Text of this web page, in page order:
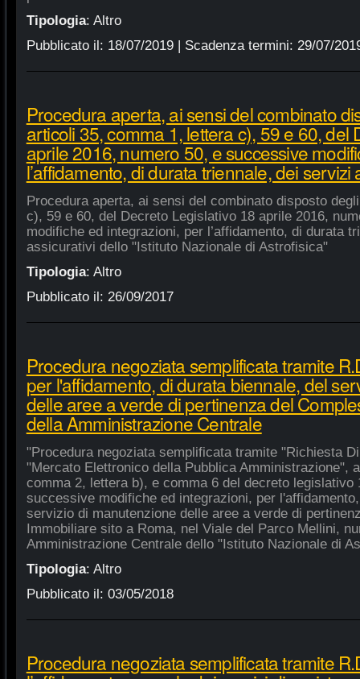
Tipologia: Altro
Pubblicato il: 18/07/2019| Scadenza termini: 29/07/
Procedura aperta, ai sensi del combinato
articoli 35, comma 1, lettera c), 59 e 60, del
aprile 2016, numero 50, e successive
l’affidamento, di durata triennale, dei servizi
Procedura aperta, ai sensi del combinato disposto
c), 59 e 60, del Decreto Legislativo 18 aprile 2016,
modifiche ed integrazioni, per l’affidamento, di durata
assicurativi dello "Istituto Nazionale di Astrofisica"
Tipologia: Altro
Pubblicato il: 26/09/2017
Procedura negoziata semplificata tramite
per l'affidamento, di durata biennale, del
delle aree a verde di pertinenza del
della Amministrazione Centrale
"Procedura negoziata semplificata tramite "Richiesta
"Mercato Elettronico della Pubblica Amministrazione",
comma 2, lettera b), e comma 6 del decreto legislativo
successive modifiche ed integrazioni, per
servizio di manutenzione delle aree a verde di
Immobiliare sito a Roma, nel Viale del Parco Mellini,
Amministrazione Centrale dello "Istituto Nazionale di
Tipologia: Altro
Pubblicato il: 03/05/2018
Procedura negoziata semplificata tramite